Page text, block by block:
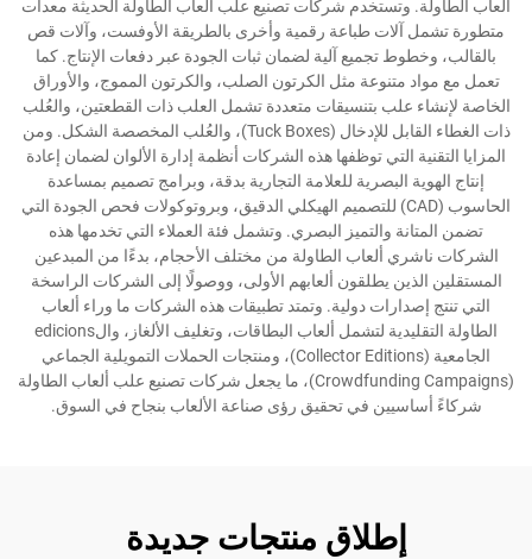
ألعاب الطاولة. وتستخدم شركات تصنيع علب ألعاب الطاولة الحديثة معدات
متطورة تشمل آلات طباعة رقمية وأخرى بالطريقة الأوفست، وآلات قص
بالقالب، وخطوط تجميع آلية لضمان ثبات الجودة عبر دفعات الإنتاج. كما
تعمل مع مواد متنوعة مثل الكرتون الصلب، والكرتون المموج، والأوراق
الخاصة لإنشاء علب بتنسيقات متعددة تشمل العلب ذات القطعتين، والعُلب
ذات الغطاء القابل للإدخال (Tuck Boxes)، والعُلب المخصصة الشكل. ومن
المزايا التقنية التي توظفها هذه الشركات أنظمة إدارة الألوان لضمان إعادة
إنتاج الهوية البصرية للعلامة التجارية بدقة، وبرامج تصميم بمساعدة
الحاسوب (CAD) للتصميم الهيكلي الدقيق، وبروتوكولات فحص الجودة التي
تضمن المتانة والتميز البصري. وتشمل فئة العملاء التي تخدمها هذه
الشركات ناشري ألعاب الطاولة من مختلف الأحجام، بدءًا من المبدعين
المستقلين الذين يطلقون ألعابهم الأولى، ووصولًا إلى الشركات الراسخة
التي تنتج إصدارات دولية. وتمتد تطبيقات هذه الشركات ما وراء ألعاب
الطاولة التقليدية لتشمل ألعاب البطاقات، وتغليف الألغاز، والedicions
الجامعية (Collector Editions)، ومنتجات الحملات التمويلية الجماعي
(Crowdfunding Campaigns)، ما يجعل شركات تصنيع علب ألعاب الطاولة
شركاءً أساسيين في تحقيق رؤى صناعة الألعاب بنجاح في السوق.
إطلاق منتجات جديدة